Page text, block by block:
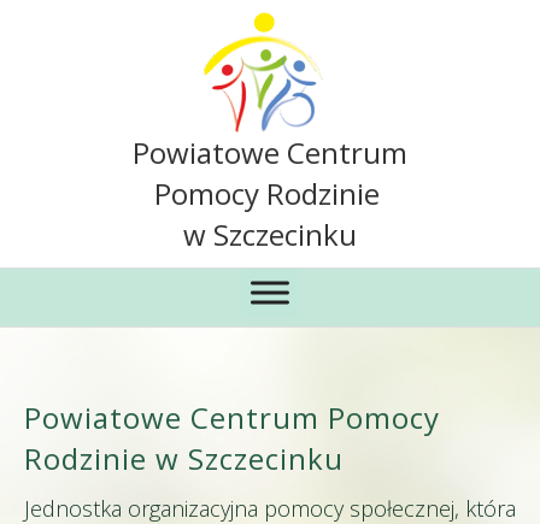
Powiatowe Centrum
Pomocy Rodzinie
w Szczecinku
Powiatowe Centrum Pomocy
Rodzinie w Szczecinku
Jednostka organizacyjna pomocy społecznej, która